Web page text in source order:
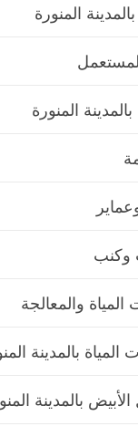
المنورة
المنورة
وكنب
والمعالجة
بالمدينة
بالمدينة